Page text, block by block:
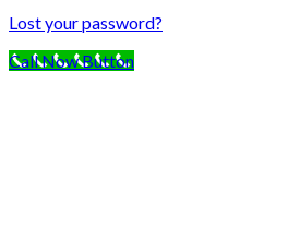
Lost your password?
Call Now Button